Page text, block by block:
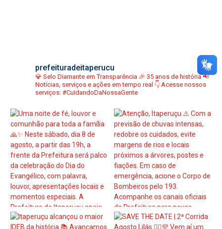
prefeituradeitaperucu
💎 Selo Diamante em Transparência 🎉 35 anos de história📢
Notícias, serviços e ações em tempo real 👇 Acesse nossos
serviços: #CuidandoDaNossaGente